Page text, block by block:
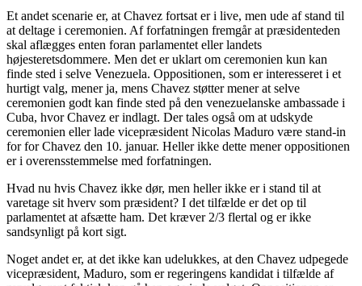
Et andet scenarie er, at Chavez fortsat er i live, men ude af stand til
at deltage i ceremonien. Af forfatningen fremgår at præsidenteden
skal aflægges enten foran parlamentet eller landets
højesteretsdommere. Men det er uklart om ceremonien kun kan
finde sted i selve Venezuela. Oppositionen, som er interesseret i et
hurtigt valg, mener ja, mens Chavez støtter mener at selve
ceremonien godt kan finde sted på den venezuelanske ambassade i
Cuba, hvor Chavez er indlagt. Der tales også om at udskyde
ceremonien eller lade vicepræsident Nicolas Maduro være stand-in
for for Chavez den 10. januar. Heller ikke dette mener oppositionen
er i overensstemmelse med forfatningen.
Hvad nu hvis Chavez ikke dør, men heller ikke er i stand til at
varetage sit hverv som præsident? I det tilfælde er det op til
parlamentet at afsætte ham. Det kræver 2/3 flertal og er ikke
sandsynligt på kort sigt.
Noget andet er, at det ikke kan udelukkes, at den Chavez udpegede
vicepræsident, Maduro, som er regeringens kandidat i tilfælde af